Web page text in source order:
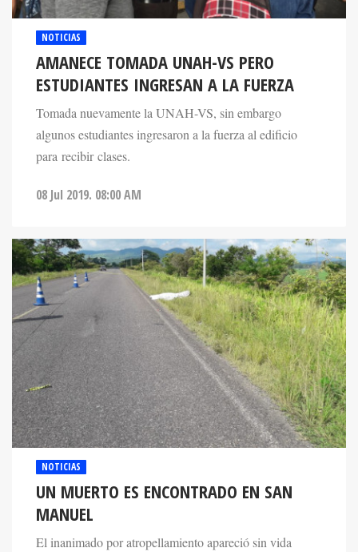
NOTICIAS
AMANECE TOMADA UNAH-VS PERO
ESTUDIANTES INGRESAN A LA FUERZA
Tomada nuevamente la UNAH-VS, sin embargo
algunos estudiantes ingresaron a la fuerza al edificio
para recibir clases.
08 Jul 2019. 08:00 AM
NOTICIAS
UN MUERTO ES ENCONTRADO EN SAN
MANUEL
El inanimado por atropellamiento apareció sin vida